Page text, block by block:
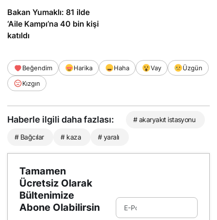
Bakan Yumaklı: 81 ilde
‘Aile Kampı’na 40 bin kişi
katıldı
Beğendim Harika Haha Vay
Üzgün
Kızgın
Haberle ilgili daha fazlası: # akaryakıt istasyonu
# Bağcılar # kaza # yaralı
Tamamen
Ücretsiz Olarak
Bültenimize
Abone Olabilirsin